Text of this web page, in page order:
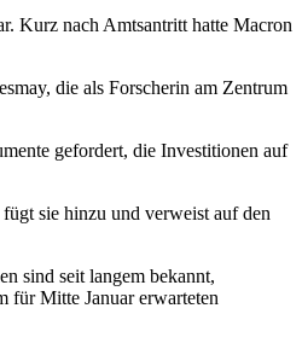
Kurz nach Amtsantritt hatte Macron
die als Forscherin am Zentrum
gefordert, die Investitionen auf
sie hinzu und verweist auf den
sind seit langem bekannt,
für Mitte Januar erwarteten